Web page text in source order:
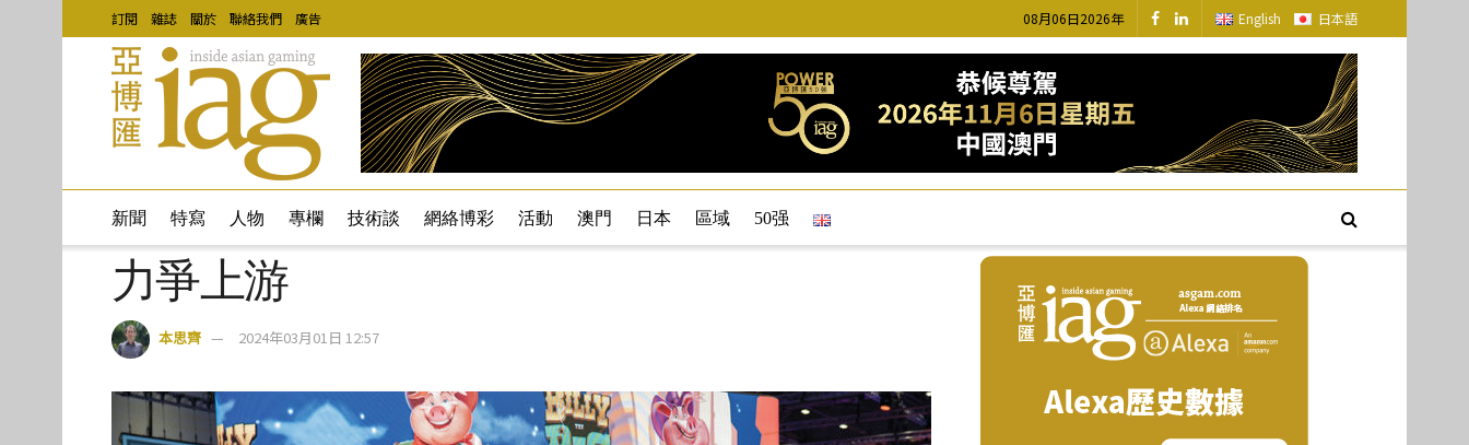
訂閱 雜誌 關於 聯絡我們 廣告 08月06日2026年 English 日本語
新聞 特寫 人物 專欄 技術談 網絡博彩 活動 澳門 日本 區域 50强
力爭上游
本思齊 2024年03月01日 12:57